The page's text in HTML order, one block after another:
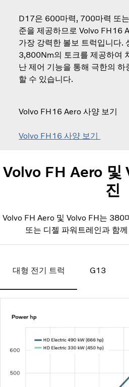
D17은 600마력, 700마력 또
준을 제공하므로 Volvo FH16
가장 강력한 볼보 트럭입니다.
3,800Nm의 토크를 제공하여
난 제어 기능을 통해 극한의 하
할 수 있습니다.
Volvo FH16 Aero 사양 보기
Volvo FH16 사양 보기
Volvo FH Aero 및
진
Volvo FH Aero 및 Volvo FH는 380
또는 디젤 파워트레인과 함
대형 전기 트럭 G13